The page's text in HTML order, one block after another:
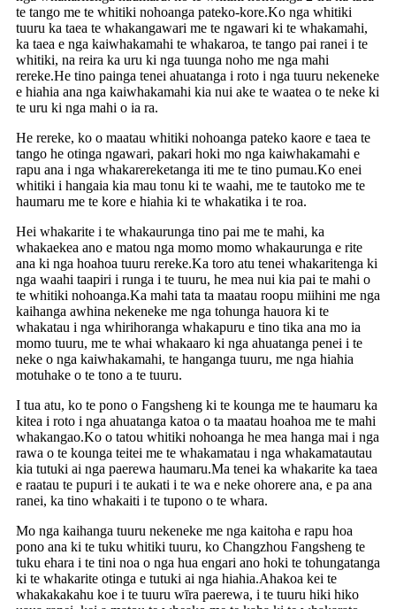
te tango me te whitiki nohoanga pateko-kore.Ko nga whitiki
tuuru ka taea te whakangawari me te ngawari ki te whakamahi,
ka taea e nga kaiwhakamahi te whakaroa, te tango pai ranei i te
whitiki, na reira ka uru ki nga tuunga noho me nga mahi
rereke.He tino painga tenei ahuatanga i roto i nga tuuru nekeneke
e hiahia ana nga kaiwhakamahi kia nui ake te waatea o te neke ki
te uru ki nga mahi o ia ra.
He rereke, ko o maatau whitiki nohoanga pateko kaore e taea te
tango he otinga ngawari, pakari hoki mo nga kaiwhakamahi e
rapu ana i nga whakarereketanga iti me te tino pumau.Ko enei
whitiki i hangaia kia mau tonu ki te waahi, me te tautoko me te
haumaru me te kore e hiahia ki te whakatika i te roa.
Hei whakarite i te whakaurunga tino pai me te mahi, ka
whakaekea ano e matou nga momo momo whakaurunga e rite
ana ki nga hoahoa tuuru rereke.Ka toro atu tenei whakaritenga ki
nga waahi taapiri i runga i te tuuru, he mea nui kia pai te mahi o
te whitiki nohoanga.Ka mahi tata ta maatau roopu miihini me nga
kaihanga awhina nekeneke me nga tohunga hauora ki te
whakatau i nga whirihoranga whakapuru e tino tika ana mo ia
momo tuuru, me te whai whakaaro ki nga ahuatanga penei i te
neke o nga kaiwhakamahi, te hanganga tuuru, me nga hiahia
motuhake o te tono a te tuuru.
I tua atu, ko te pono o Fangsheng ki te kounga me te haumaru ka
kitea i roto i nga ahuatanga katoa o ta maatau hoahoa me te mahi
whakangao.Ko o tatou whitiki nohoanga he mea hanga mai i nga
rawa o te kounga teitei me te whakamatau i nga whakamatautau
kia tutuki ai nga paerewa haumaru.Ma tenei ka whakarite ka taea
e raatau te pupuri i te aukati i te wa e neke ohorere ana, e pa ana
ranei, ka tino whakaiti i te tupono o te whara.
Mo nga kaihanga tuuru nekeneke me nga kaitoha e rapu hoa
pono ana ki te tuku whitiki tuuru, ko Changzhou Fangsheng te
tuku ehara i te tini noa o nga hua engari ano hoki te tohungatanga
ki te whakarite otinga e tutuki ai nga hiahia.Ahakoa kei te
whakakakahu koe i te tuuru wīra paerewa, i te tuuru hiki hiko